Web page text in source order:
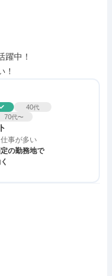
躍中！
！
40代
70代〜
事が多い
定の勤務地で